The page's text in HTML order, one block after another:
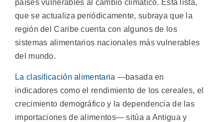
países vulnerables al cambio climático. Esta lista,
que se actualiza periódicamente, subraya que la
región del Caribe cuenta con algunos de los
sistemas alimentarios nacionales más vulnerables
del mundo.
La clasificación alimentaria ―basada en
indicadores como el rendimiento de los cereales, el
crecimiento demográfico y la dependencia de las
importaciones de alimentos― sitúa a Antigua y